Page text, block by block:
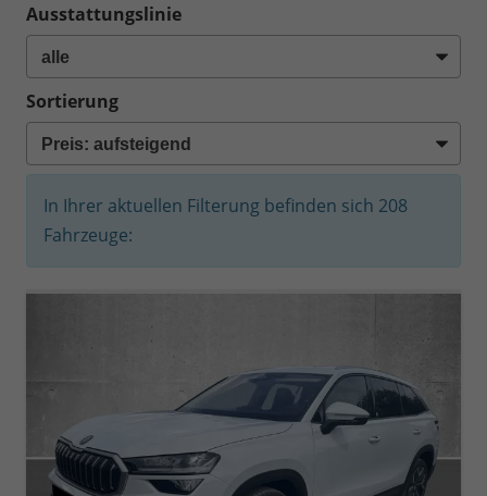
Ausstattungslinie
Sortierung
In Ihrer aktuellen Filterung befinden sich 208
Fahrzeuge: